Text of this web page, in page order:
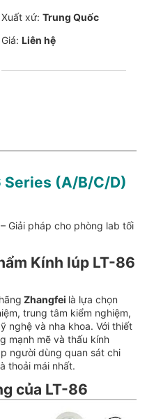
Xuất xứ: Trung Quốc
Giá: Liên hệ
Series (A/B/C/D)
Giải pháp cho phòng lab tối
Kính lúp LT-86
Zhangfei là lựa chọn
trung tâm kiểm nghiệm,
nghệ và nha khoa. Với thiết
mạnh mẽ và thấu kính
người dùng quan sát chi
thoải mái nhất.
của LT-86